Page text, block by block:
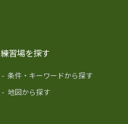
練習場を探す
- 条件・キーワードから探す
- 地図から探す